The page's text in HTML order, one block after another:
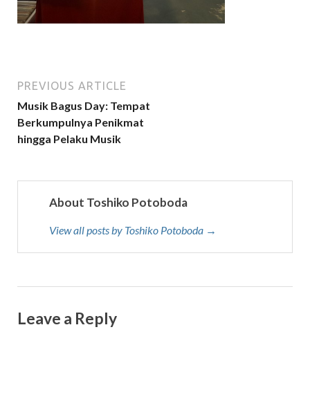
PREVIOUS ARTICLE
Musik Bagus Day: Tempat
Berkumpulnya Penikmat
hingga Pelaku Musik
About Toshiko Potoboda
View all posts by Toshiko Potoboda →
Leave a Reply